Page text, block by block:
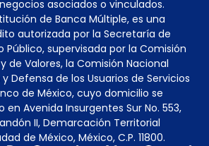
asociados o vinculados.
de Banca Múltiple, es una
autorizada por la Secretaría de
Público, supervisada por la Comisión
de Valores, la Comisión Nacional
Defensa de los Usuarios de Servicios
de México, cuyo domicilio se
Avenida Insurgentes Sur No. 553,
II, Demarcación Territorial
de México, México, C.P. 11800.